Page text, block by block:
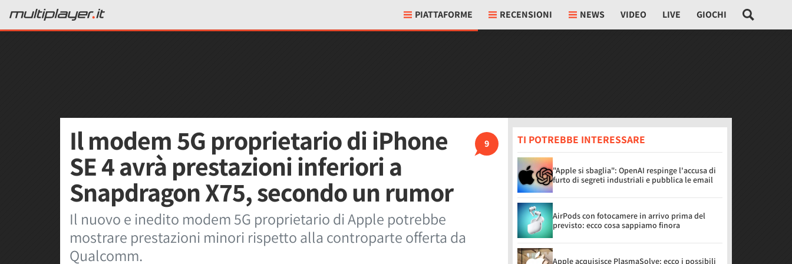
PIATTAFORME RECENSIONI NEWS VIDEO LIVE GIOCHI
9
Il modem 5G proprietario di iPhone
SE 4 avrà prestazioni inferiori a
Snapdragon X75, secondo un rumor
Il nuovo e inedito modem 5G proprietario di Apple potrebbe
mostrare prestazioni minori rispetto alla controparte offerta da
Qualcomm.
TI POTREBBE INTERESSARE
"Apple si sbaglia": OpenAI respinge l'accusa di
furto di segreti industriali e pubblica le email
AirPods con fotocamere in arrivo prima del
previsto: ecco cosa sappiamo finora
Apple acquisisce PlasmaSolve: ecco i possibili